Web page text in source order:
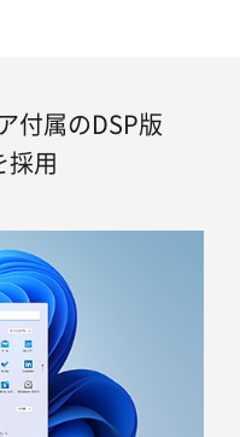
付属のDSP版
用